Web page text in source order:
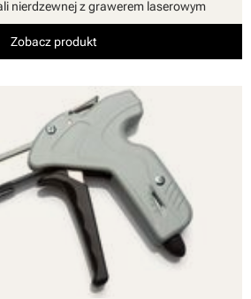
nierdzewnej z grawerem laserowym
Zobacz produkt